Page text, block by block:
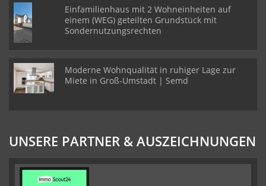
Einfamilienhaus mit 2 Wohneinheiten auf
einem (WEG) geteilten Grundstück mit
Sondernutzungsrechten
Moderne Wohnqualität in ruhiger Lage zur
Miete in Groß-Umstadt | Semd
UNSERE PARTNER & AUSZEICHNUNGEN